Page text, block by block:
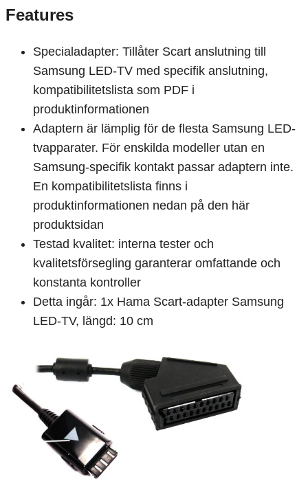
Features
Specialadapter: Tillåter Scart anslutning till
Samsung LED-TV med specifik anslutning,
kompatibilitetslista som PDF i
produktinformationen
Adaptern är lämplig för de flesta Samsung LED-
tvapparater. För enskilda modeller utan en
Samsung-specifik kontakt passar adaptern inte.
En kompatibilitetslista finns i
produktinformationen nedan på den här
produktsidan
Testad kvalitet: interna tester och
kvalitetsförsegling garanterar omfattande och
konstanta kontroller
Detta ingår: 1x Hama Scart-adapter Samsung
LED-TV, längd: 10 cm